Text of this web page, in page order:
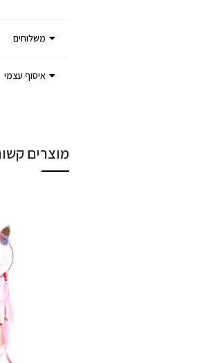
משלוחים
איסוף עצמי
מוצרים